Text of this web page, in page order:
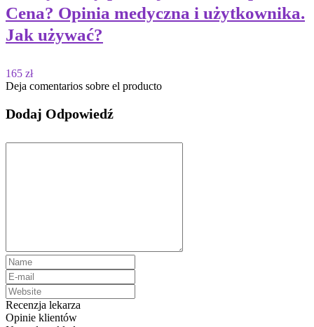
Cena? Opinia medyczna i użytkownika.
Jak używać?
165 zł
Deja comentarios sobre el producto
Dodaj Odpowiedź
Recenzja lekarza
Opinie klientów